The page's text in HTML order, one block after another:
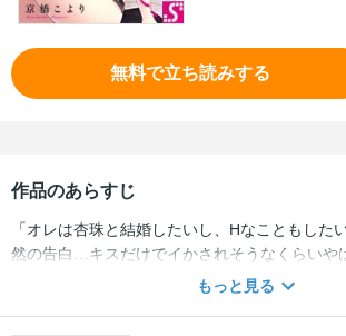
無料で立ち読みする
作品のあらすじ
「オレは杏珠と結婚したいし、Hなこともした
然の告白…キスだけでイかされそうなくらい
りに再会した幼馴染は、金髪ピアスなチャラい
もっと見る